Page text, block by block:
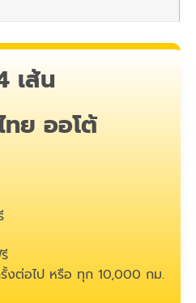
เส้น
ย ออโต้
งต่อไป หรือ ทุก 10,000 กม.